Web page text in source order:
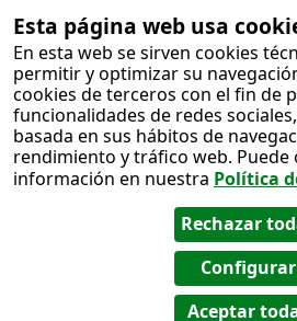
Esta página web usa
En esta web se sirven cookies
permitir y optimizar su
cookies de terceros con el fin de
funcionalidades de redes
basada en sus hábitos de
rendimiento y tráfico web. Puede
información en nuestra Política